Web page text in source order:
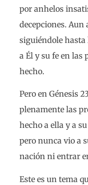
por anhelos
decepciones. Aun
siguiéndole hasta
a Él y su fe en las
hecho.
Pero en Génesis
plenamente las
hecho a ella y a
pero nunca vio a
nación ni entrar
Este es un tema